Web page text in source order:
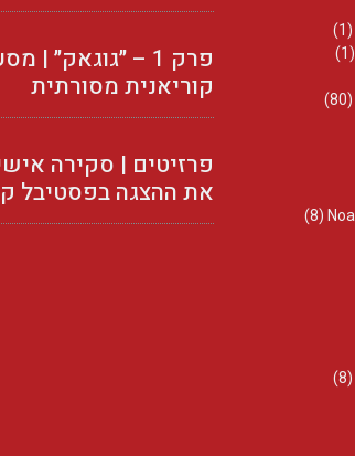
(1)
(1)
(80)
(8)
(8)
פרק 1 – ״גוגאק״
קוריאנית מסורתית
פרזיטים | סקירה
את ההצגה בפסטיבל